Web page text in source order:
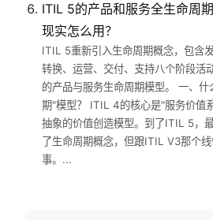
ITIL 5的产品和服务全生命周
现实怎么用？
ITIL 5重新引入生命周期概念，包含
转换、运营、交付、支持八个阶段活
的产品与服务生命周期模型。 一、
期"模型？ ITIL 4的核心是"服务价值
抽象的价值创造模型。到了ITIL 5，
了生命周期概念，但跟ITIL V3那个
事。...